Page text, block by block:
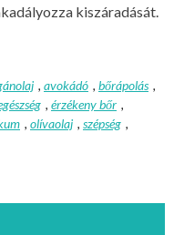
kiszáradását.
, avokádó , bőrápolás ,
, érzékeny bőr ,
, olívaolaj , szépség ,